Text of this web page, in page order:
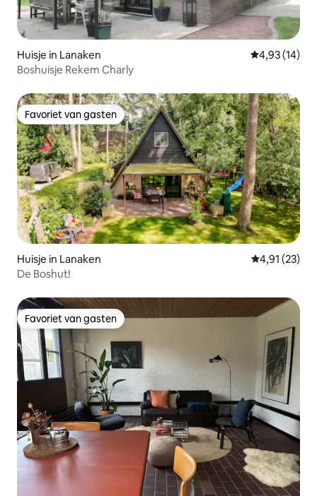
Huisje in Lanaken Gemiddelde
4,93 (14)
Boshuisje Rekem Charly
Favoriet van gasten
Favoriet van gasten
Huisje in Lanaken Gemiddelde
4,91 (23)
De Boshut!
Favoriet van gasten
Favoriet van gasten